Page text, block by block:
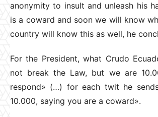
anonymity to insult and unleash his
is a coward and soon we will know
country will know this as well, he
For the President, what Crudo
not break the Law, but we are
respond» (…) for each twit he
10.000, saying you are a coward».